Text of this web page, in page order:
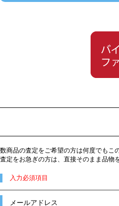
数商品の査定をご希望の方は何度でもこ
査定をお急ぎの方は、直接そのまま品物
入力必須項目
メールアドレス